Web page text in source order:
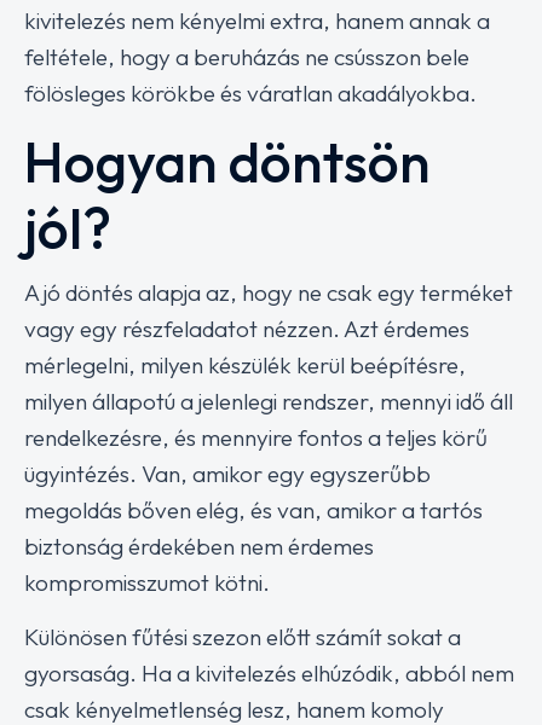
kivitelezés nem kényelmi extra, hanem annak a
feltétele, hogy a beruházás ne csússzon bele
fölösleges körökbe és váratlan akadályokba.
Hogyan döntsön
jól?
A jó döntés alapja az, hogy ne csak egy terméket
vagy egy részfeladatot nézzen. Azt érdemes
mérlegelni, milyen készülék kerül beépítésre,
milyen állapotú a jelenlegi rendszer, mennyi idő áll
rendelkezésre, és mennyire fontos a teljes körű
ügyintézés. Van, amikor egy egyszerűbb
megoldás bőven elég, és van, amikor a tartós
biztonság érdekében nem érdemes
kompromisszumot kötni.
Különösen fűtési szezon előtt számít sokat a
gyorsaság. Ha a kivitelezés elhúzódik, abból nem
csak kényelmetlenség lesz, hanem komoly